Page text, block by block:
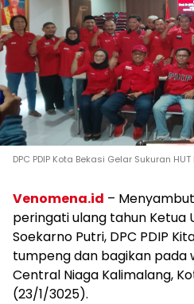
DPC PDIP Kota Bekasi Gelar Sukuran
Venomena.id –
peringati ulang tahun Ketua
Soekarno Putri, DPC PDIP
tumpeng dan bagikan pada
Central Niaga Kalimalang,
(23/1/3025).